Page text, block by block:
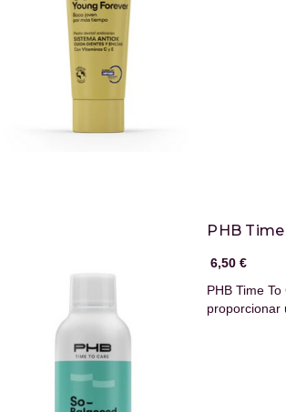
PHB
6,50 €
PHB Time
proporcionar